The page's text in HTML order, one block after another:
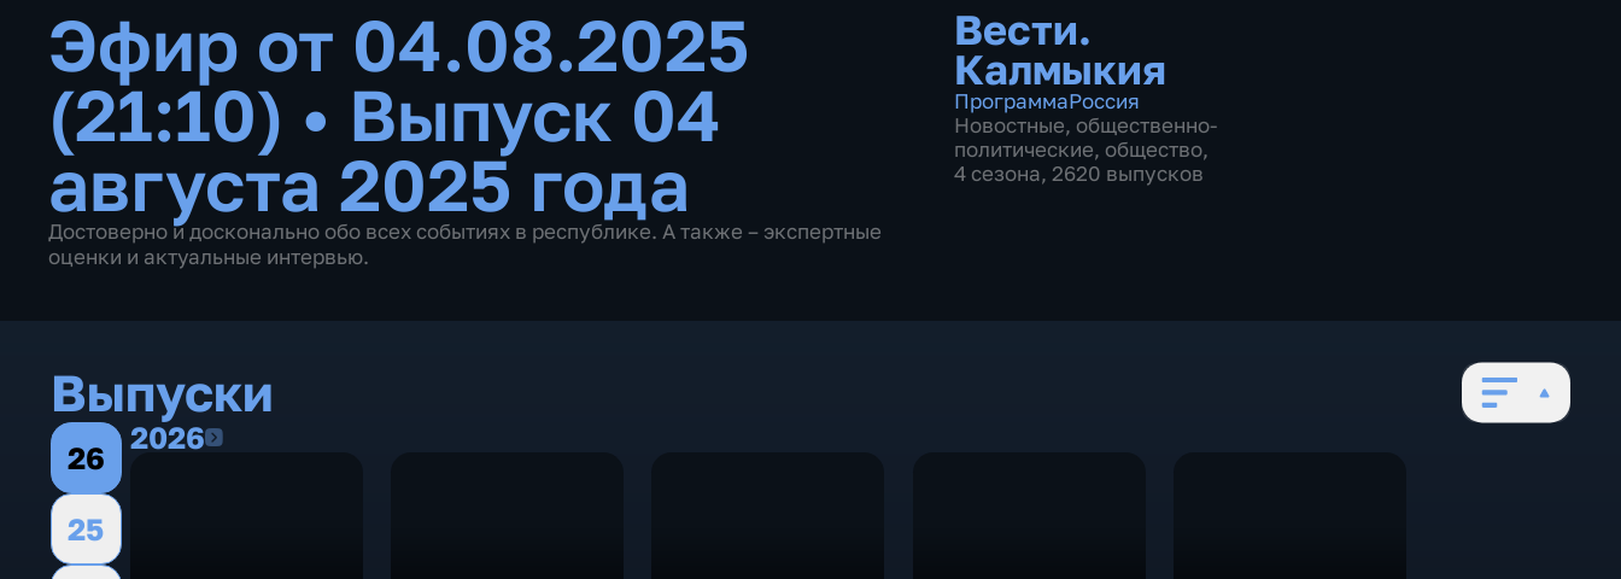
Эфир от 04.08.2025
(21:10) • Выпуск 04
августа 2025 года
Достоверно и досконально обо всех событиях в республике. А также – экспертные
оценки и актуальные интервью.
Вести.
Калмыкия
ПрограммаРоссия
Новостные, общественно-
политические, общество,
4 сезона, 2620 выпусков
Выпуски
26
25
20262026